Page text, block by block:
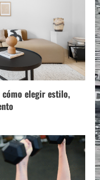
elegir estilo,